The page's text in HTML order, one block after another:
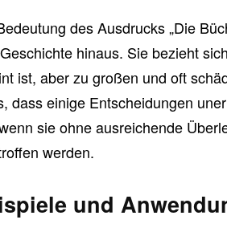
des Ausdrucks „Die
hinaus. Sie bezieht
ist, aber zu großen und oft
dass einige Entscheidungen
sie ohne ausreichende
werden.
und